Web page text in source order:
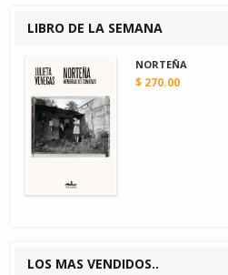
LIBRO DE LA SEMANA
NORTEÑA
$ 270.00
LOS MAS VENDIDOS..